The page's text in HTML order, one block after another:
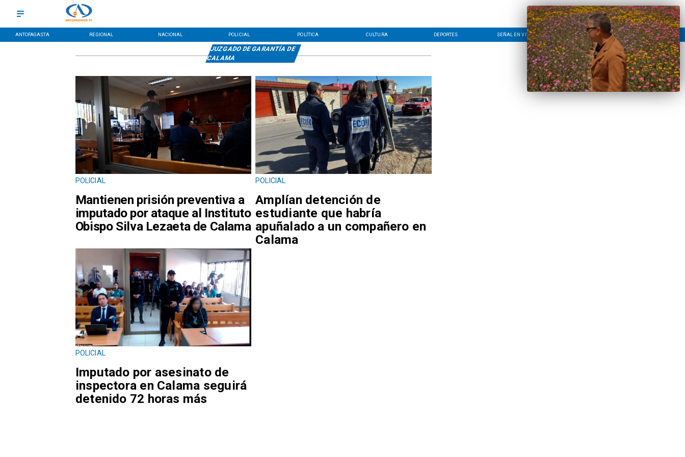
ANTOFAGASTA REGIONAL NACIONAL POLICIAL POLÍTICA CULTURA DEPORTES SEÑAL EN VIVO CONTACTO LÍNEA EDITORIAL
POLICIAL
Mantienen prisión preventiva a
imputado por ataque al Instituto
Obispo Silva Lezaeta de Calama
POLICIAL
Amplían detención de
estudiante que habría
apuñalado a un compañero en
Calama
POLICIAL
Imputado por asesinato de
inspectora en Calama seguirá
detenido 72 horas más
JUZGADO DE GARANTÍA DE
CALAMA